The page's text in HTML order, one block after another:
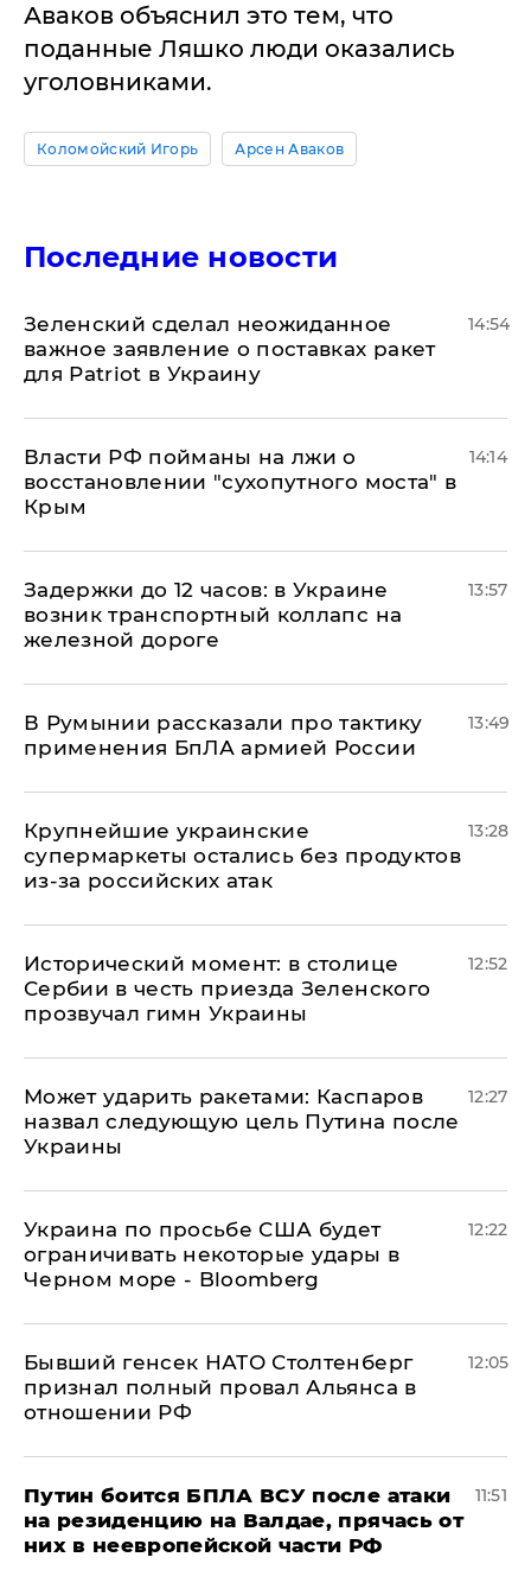
Аваков объяснил это тем, что
поданные Ляшко люди оказались
уголовниками.
Коломойский Игорь Арсен Аваков
Последние новости
Зеленский сделал неожиданное
важное заявление о поставках ракет
для Patriot в Украину
14:54
Власти РФ пойманы на лжи о
восстановлении "сухопутного моста" в
Крым
14:14
Задержки до 12 часов: в Украине
возник транспортный коллапс на
железной дороге
13:57
В Румынии рассказали про тактику
применения БпЛА армией России
13:49
Крупнейшие украинские
супермаркеты остались без продуктов
из-за российских атак
13:28
Исторический момент: в столице
Сербии в честь приезда Зеленского
прозвучал гимн Украины
12:52
Может ударить ракетами: Каспаров
назвал следующую цель Путина после
Украины
12:27
Украина по просьбе США будет
ограничивать некоторые удары в
Черном море - Bloomberg
12:22
Бывший генсек НАТО Столтенберг
признал полный провал Альянса в
отношении РФ
12:05
Путин боится БПЛА ВСУ после атаки
на резиденцию на Валдае, прячась от
них в неевропейской части РФ
11:51